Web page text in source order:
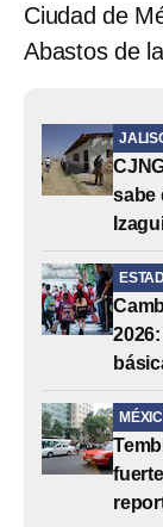
Ciudad de
Abastos de
sabe